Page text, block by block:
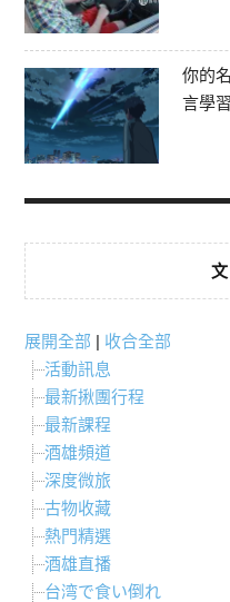
你的
言學
展開全部 | 收合全部
活動訊息
最新揪團行程
最新課程
酒雄頻道
深度微旅
古物收藏
熱門精選
酒雄直播
台湾で食い倒れ